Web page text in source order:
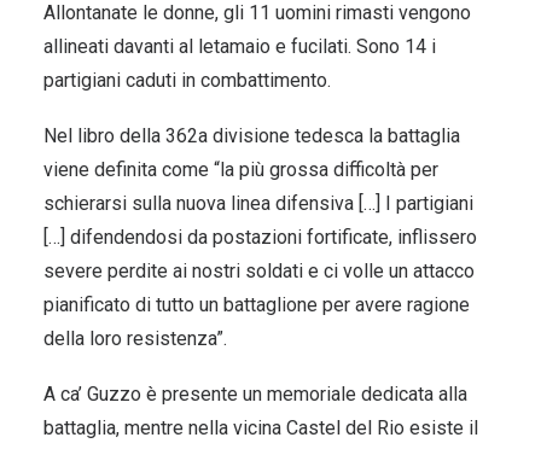
Allontanate le donne, gli 11 uomini rimasti vengono
allineati davanti al letamaio e fucilati. Sono 14 i
partigiani caduti in combattimento.
Nel libro della 362a divisione tedesca la battaglia
viene definita come “la più grossa difficoltà per
schierarsi sulla nuova linea difensiva […] I partigiani
[…] difendendosi da postazioni fortificate, inflissero
severe perdite ai nostri soldati e ci volle un attacco
pianificato di tutto un battaglione per avere ragione
della loro resistenza”.
A ca’ Guzzo è presente un memoriale dedicata alla
battaglia, mentre nella vicina Castel del Rio esiste il